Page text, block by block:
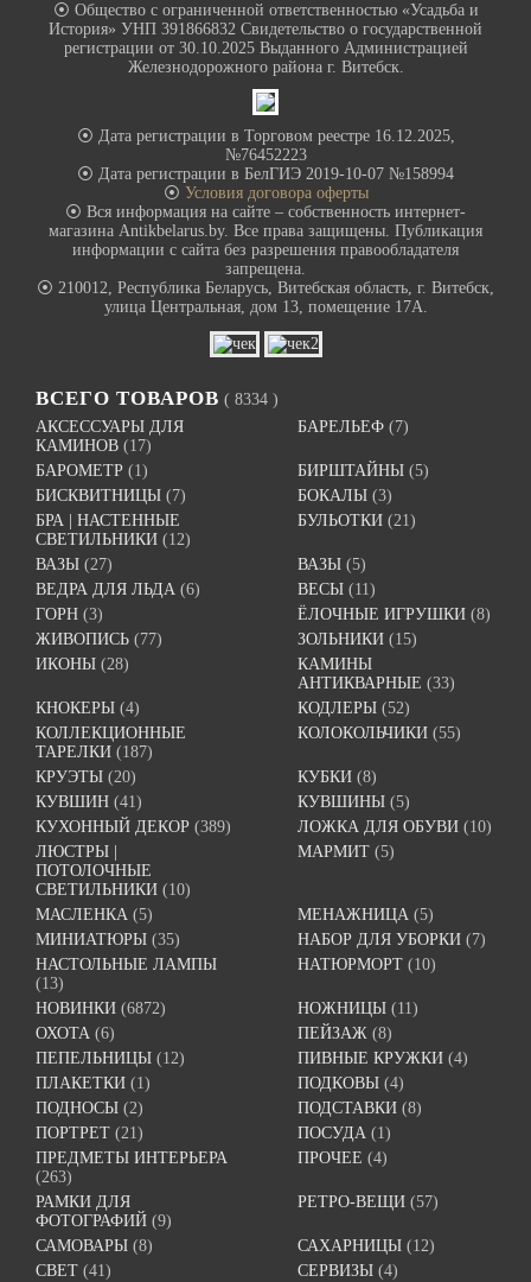
⦿ Общество с ограниченной ответственностью «Усадьба и
История» УНП 391866832 Свидетельство о государственной
регистрации от 30.10.2025 Выданного Администрацией
Железнодорожного района г. Витебск.
⦿ Дата регистрации в Торговом реестре 16.12.2025,
№76452223
⦿ Дата регистрации в БелГИЭ 2019-10-07 №158994
⦿ Условия договора оферты
⦿ Вся информация на сайте – собственность интернет-
магазина Antikbelarus.by. Все права защищены. Публикация
информации с сайта без разрешения правообладателя
запрещена.
⦿ 210012, Республика Беларусь, Витебская область, г. Витебск,
улица Центральная, дом 13, помещение 17А.
ВСЕГО ТОВАРОВ ( 8334 )
АКСЕССУАРЫ ДЛЯ
КАМИНОВ (17)
БАРЕЛЬЕФ (7)
БАРОМЕТР (1) БИРШТАЙНЫ (5)
БИСКВИТНИЦЫ (7) БОКАЛЫ (3)
БРА | НАСТЕННЫЕ
СВЕТИЛЬНИКИ (12)
БУЛЬОТКИ (21)
ВАЗЫ (27) ВАЗЫ (5)
ВЕДРА ДЛЯ ЛЬДА (6) ВЕСЫ (11)
ГОРН (3) ЁЛОЧНЫЕ ИГРУШКИ (8)
ЖИВОПИСЬ (77) ЗОЛЬНИКИ (15)
ИКОНЫ (28)
КАМИНЫ
АНТИКВАРНЫЕ (33)
КНОКЕРЫ (4) КОДЛЕРЫ (52)
КОЛЛЕКЦИОННЫЕ
ТАРЕЛКИ (187)
КОЛОКОЛЬЧИКИ (55)
КРУЭТЫ (20) КУБКИ (8)
КУВШИН (41) КУВШИНЫ (5)
КУХОННЫЙ ДЕКОР (389) ЛОЖКА ДЛЯ ОБУВИ (10)
ЛЮСТРЫ |
ПОТОЛОЧНЫЕ
СВЕТИЛЬНИКИ (10)
МАРМИТ (5)
МАСЛЕНКА (5) МЕНАЖНИЦА (5)
МИНИАТЮРЫ (35) НАБОР ДЛЯ УБОРКИ (7)
НАСТОЛЬНЫЕ ЛАМПЫ
(13)
НАТЮРМОРТ (10)
НОВИНКИ (6872) НОЖНИЦЫ (11)
ОХОТА (6) ПЕЙЗАЖ (8)
ПЕПЕЛЬНИЦЫ (12) ПИВНЫЕ КРУЖКИ (4)
ПЛАКЕТКИ (1) ПОДКОВЫ (4)
ПОДНОСЫ (2) ПОДСТАВКИ (8)
ПОРТРЕТ (21) ПОСУДА (1)
ПРЕДМЕТЫ ИНТЕРЬЕРА
(263)
ПРОЧЕЕ (4)
РАМКИ ДЛЯ
ФОТОГРАФИЙ (9)
РЕТРО-ВЕЩИ (57)
САМОВАРЫ (8) САХАРНИЦЫ (12)
СВЕТ (41) СЕРВИЗЫ (4)